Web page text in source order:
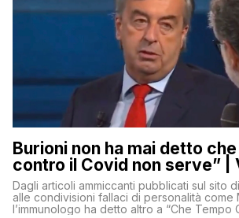
Burioni non ha mai detto
contro il Covid non serve” |
Dagli articoli ammiccanti pubblicati sul sito
alle condivisioni fallaci di personalità come
l’immunologo ha detto altro a “Che Tempo